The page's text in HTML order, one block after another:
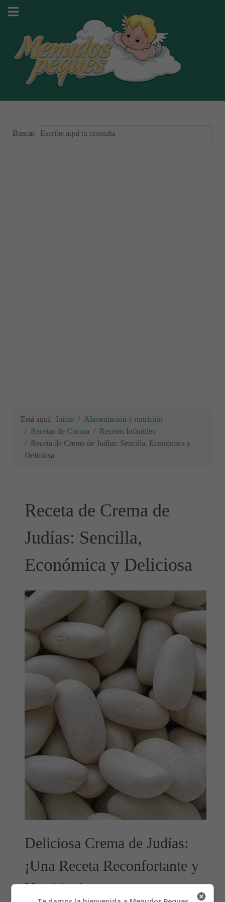
Buscar
Está aquí: Inicio
Alimentación y nutrición
Recetas de Cocina
Recetas Infantiles
Receta de Crema de Judías: Sencilla, Económica y
Deliciosa
Receta de Crema de
Judías: Sencilla,
Económica y Deliciosa
Deliciosa Crema de Judías:
¡Una Receta Reconfortante y
Nutritiva!